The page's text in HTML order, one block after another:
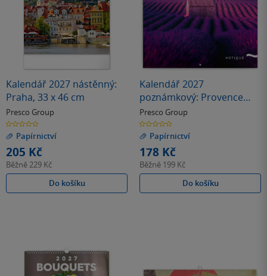
Kalendář 2027 nástěnný:
Praha, 33 x 46 cm
Presco Group
0.0
z
5
hvězdiček
Papírnictví
205 Kč
Běžně229 Kč
Do košíku
Kalendář 2027
poznámkový: Provence
2027, 30 x 30 cm
Presco Group
0.0
z
5
hvězdiček
Papírnictví
178 Kč
Běžně 199 Kč
Do košíku